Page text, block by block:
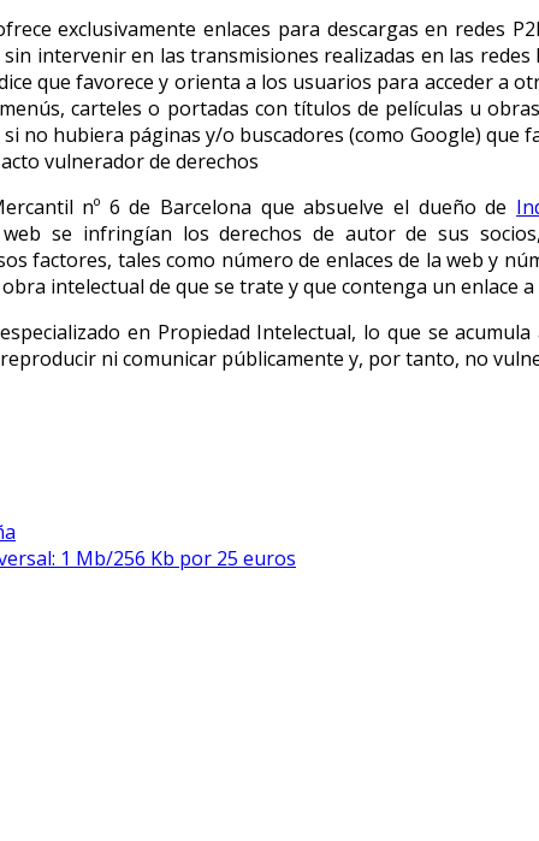
exclusivamente enlaces para descargas en redes
intervenir en las transmisiones realizadas en las redes
que favorece y orienta a los usuarios para acceder a
carteles o portadas con títulos de películas u
no hubiera páginas y/o buscadores (como Google) que
vulnerador de derechos
nº 6 de Barcelona que absuelve el dueño de
se infringían los derechos de autor de sus
factores, tales como número de enlaces de la web y
intelectual de que se trate y que contenga un enlace a
en Propiedad Intelectual, lo que se
ni comunicar públicamente y, por tanto, no
1 Mb/256 Kb por 25 euros